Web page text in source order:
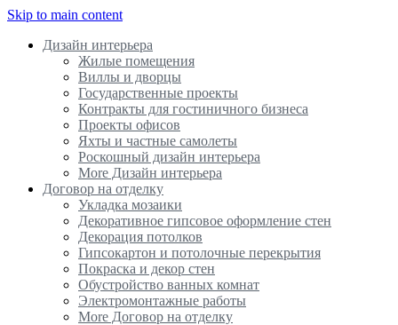
Skip to main content
Дизайн интерьера
Жилые помещения
Виллы и дворцы
Государственные проекты
Контракты для гостиничного бизнеса
Проекты офисов
Яхты и частные самолеты
Роскошный дизайн интерьера
More Дизайн интерьера
Договор на отделку
Укладка мозаики
Декоративное гипсовое оформление стен
Декорация потолков
Гипсокартон и потолочные перекрытия
Покраска и декор стен
Обустройство ванных комнат
Электромонтажные работы
More Договор на отделку